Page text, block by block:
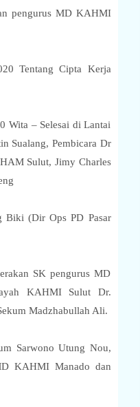
pengurus MD KAHMI
Tentang Cipta Kerja
Wita – Selesai di Lantai
Sualang, Pembicara Dr
Sulut, Jimy Charles
Biki (Dir Ops PD Pasar
SK pengurus MD
KAHMI Sulut Dr.
Madzhabullah Ali.
Sarwono Utung Nou,
KAHMI Manado dan